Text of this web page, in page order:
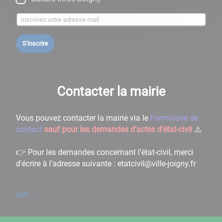
S'inscrire
Contacter la mairie
Vous pouvez contacter la mairie via le Formulaire de
contact sauf pour les demandes d'actes d'état-civil ⚠️
👉 Pour les demandes concernant l'état-civil, merci
d'écrire à l'adresse suivante : etatcivil@ville-joigny.fr
Voir →